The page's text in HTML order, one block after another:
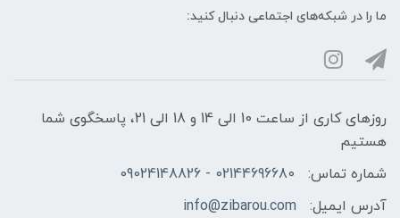
ما را در شبکه‌های اجتماعی دنبال کنید:
روزهای کاری از ساعت 10 الی 14 و 18 الی 21، پاسخگوی شما
هستیم
شماره تماس:
02144696680 - 09024148826
آدرس ایمیل:
info@zibarou.com